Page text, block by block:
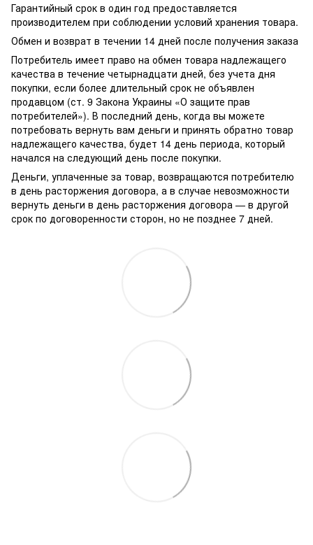
Гарантийный срок в один год предоставляется
производителем при соблюдении условий хранения товара.
Обмен и возврат в течении 14 дней после получения заказа
Потребитель имеет право на обмен товара надлежащего
качества в течение четырнадцати дней, без учета дня
покупки, если более длительный срок не объявлен
продавцом (ст. 9 Закона Украины «О защите прав
потребителей»). В последний день, когда вы можете
потребовать вернуть вам деньги и принять обратно товар
надлежащего качества, будет 14 день периода, который
начался на следующий день после покупки.
Деньги, уплаченные за товар, возвращаются потребителю
в день расторжения договора, а в случае невозможности
вернуть деньги в день расторжения договора — в другой
срок по договоренности сторон, но не позднее 7 дней.